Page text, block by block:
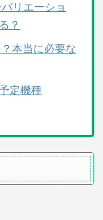
リエーショ
？
本当に必要な
定機種